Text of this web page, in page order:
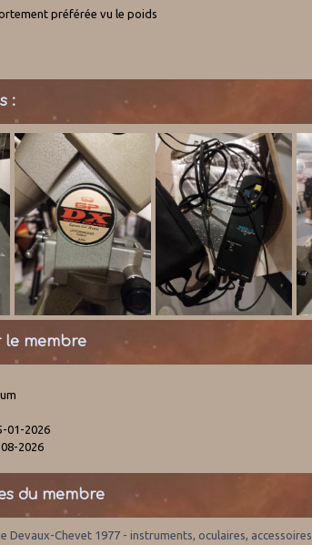
préférée vu le poids
:
le membre
01-2026
2026
du membre
Devaux-Chevet 1977 - instruments, oculaires, accessoires